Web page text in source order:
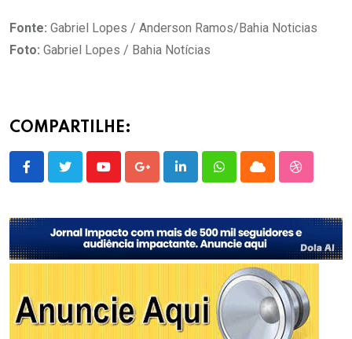
Fonte: Gabriel Lopes / Anderson Ramos/Bahia Noticias
Foto: Gabriel Lopes / Bahia Notícias
COMPARTILHE:
YoutubeGoogle+LinkedInWhatsappCloud